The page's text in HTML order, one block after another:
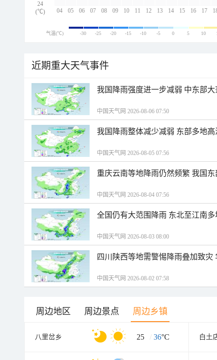
04 05 06 07 08 09 10 11 12 13 14 15 16 17
24
(℃)
气温(℃) -30 -25 -20 -15 -10 -5 0 5 10
近期重大天气事件
我国降雨强度进一步减弱 中东部
中国天气网 2026-08-06 07:50
我国降雨整体减少减弱 东部多地
中国天气网 2026-08-05 07:56
重庆云南等地降雨仍然频繁 我国
中国天气网 2026-08-04 07:56
全国仍有大范围降雨 东北至江南
中国天气网 2026-08-03 08:00
四川陕西等地需警惕降雨叠加致
中国天气网 2026-08-02 07:58
周边地区 周边景点 周边乡镇
八里岔乡 25 / 36°C 白土